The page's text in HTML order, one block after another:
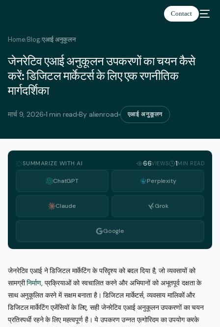
Contact
Home/Blog/एआई अनुकूलन
जेनरेटिव एआई अनुकूलन उपकरणों का चयन कैसे
करें: डिजिटल मार्केटर्स के लिए एक रणनीतिक
मार्गदर्शिका
मार्च 9, 2026 1 min read By alienroad एआई अनुकूलन
SUMMARIZE WITH AI 66VIEWS 1MIN READ
ChatGPT Perplexity
Claude Grok
Google
जेनरेटिव एआई ने डिजिटल मार्केटिंग के परिदृश्य को बदल दिया है, जो व्यवसायों को
सामग्रीनिर्माण, प्रक्रियाओं को स्वचालित करने और अभियानों को अभूतपूर्व दक्षता के
साथ अनुकूलित करने में सक्षम बनाता है। डिजिटल मार्केटर्स, व्यवसाय मालिकों और
डिजिटल मार्केटिंग एजेंसियों के लिए, सही जेनरेटिव एआई अनुकूलन उपकरणों का चयन
प्रतिस्पर्धी रहने के लिए महत्वपूर्ण है। ये उपकरण उन्नत एल्गोरिदम का उपयोग करके
हिन्दी